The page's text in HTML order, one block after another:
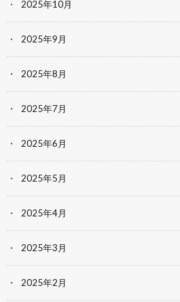
2025年10月
2025年9月
2025年8月
2025年7月
2025年6月
2025年5月
2025年4月
2025年3月
2025年2月